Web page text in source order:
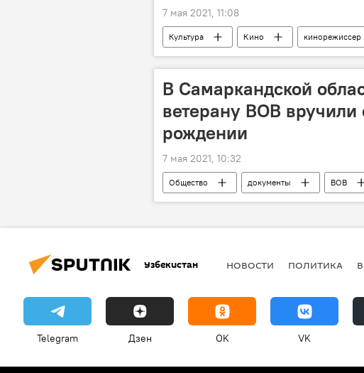
7 мая 2021, 11:08
Культура Кино кинорежиссер
В Самаркандской
ветерану ВОВ вручили
рождении
7 мая 2021, 10:32
Общество документы ВОВ
Агентство по управлению государственными
Узбекистан НОВОСТИ ПОЛИТИКА
Telegram Дзен OK VK